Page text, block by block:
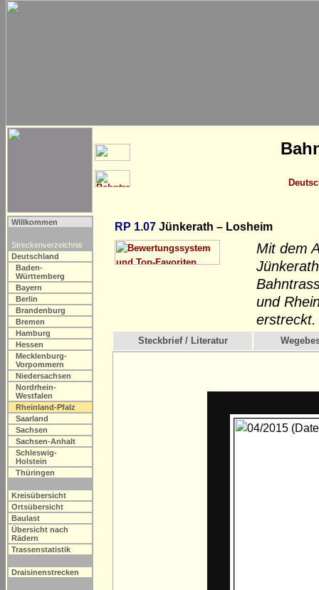
Willkommen
Streckenverzeichnis
Deutschland
Baden-
Württemberg
Bayern
Berlin
Brandenburg
Bremen
Hamburg
Hessen
Mecklenburg-
Vorpommern
Niedersachsen
Nordrhein-
Westfalen
Rheinland-Pfalz
Saarland
Sachsen
Sachsen-Anhalt
Schleswig-
Holstein
Thüringen
Kreisübersicht
Ortsübersicht
Baulast
Übersicht nach
Rädern
Trassenstatistik
Draisinenstrecken
RP 1.07 Jünkerath – Losheim
Mit dem
und
erstreckt.
Steckbrief / Literatur